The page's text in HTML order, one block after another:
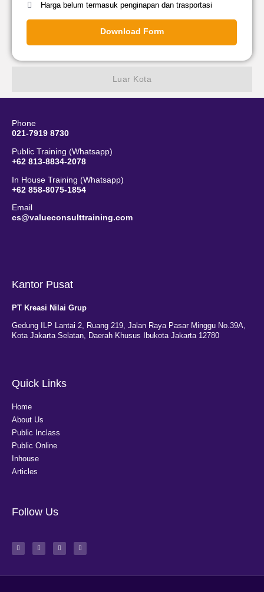
Luar Kota
Harga belum termasuk penginapan dan trasportasi
Download Form
Phone
021-7919 8730
Public Training (Whatsapp)
+62 813-8834-2078
In House Training (Whatsapp)
+62 858-8075-1854
Email
cs@valueconsulttraining.com
Kantor Pusat
PT Kreasi Nilai Grup
Gedung ILP Lantai 2, Ruang 219, Jalan Raya Pasar Minggu No.39A,
Kota Jakarta Selatan, Daerah Khusus Ibukota Jakarta 12780
Quick Links
Home
About Us
Public Inclass
Public Online
Inhouse
Articles
Follow Us